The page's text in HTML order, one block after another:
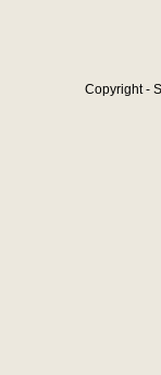
Copyright -